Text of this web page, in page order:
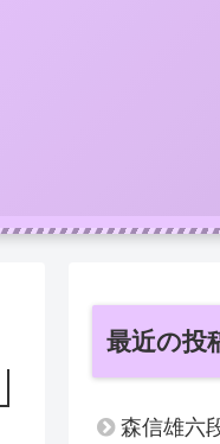
最近の投
森信雄六